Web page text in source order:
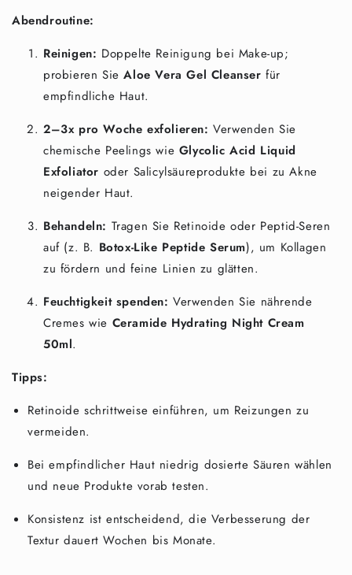
Abendroutine:
Reinigen: Doppelte Reinigung bei Make-up;
probieren SieAloe Vera Gel Cleanser für
empfindliche Haut.
2–3x pro Woche exfolieren: Verwenden Sie
chemische Peelings wie Glycolic Acid Liquid
Exfoliator oder Salicylsäureprodukte bei zu Akne
neigender Haut.
Behandeln: Tragen Sie Retinoide oder Peptid-Seren
auf (z. B. Botox-Like Peptide Serum), um Kollagen
zu fördern und feine Linien zu glätten.
Feuchtigkeit spenden: Verwenden Sie nährende
Cremes wie Ceramide Hydrating Night Cream
50ml.
Tipps:
Retinoide schrittweise einführen, um Reizungen zu
vermeiden.
Bei empfindlicher Haut niedrig dosierte Säuren wählen
und neue Produkte vorab testen.
Konsistenz ist entscheidend, die Verbesserung der
Textur dauert Wochen bis Monate.